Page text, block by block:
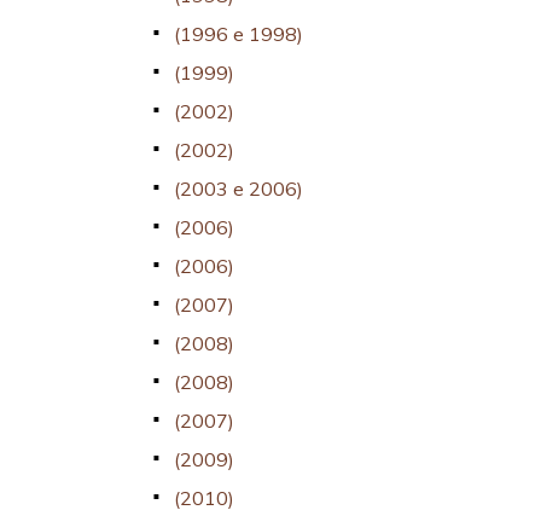
(1996 e 1998)
(1999)
(2002)
(2002)
(2003 e 2006)
(2006)
(2006)
(2007)
(2008)
(2008)
(2007)
(2009)
(2010)